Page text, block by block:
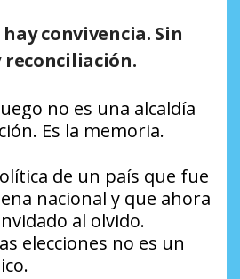
convivencia. Sin
reconciliación.
no es una alcaldía
Es la memoria.
de un país que fue
nacional y que ahora
al olvido.
elecciones no es un